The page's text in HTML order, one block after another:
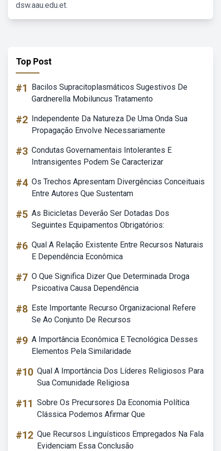
dsw.aau.edu.et.
Top Post
#1
Bacilos Supracitoplasmáticos Sugestivos De
Gardnerella Mobiluncus Tratamento
#2 Independente Da Natureza De Uma Onda Sua
Propagação Envolve Necessariamente
#3 Condutas Governamentais Intolerantes E
Intransigentes Podem Se Caracterizar
#4 Os Trechos Apresentam Divergências Conceituais
Entre Autores Que Sustentam
#5 As Bicicletas Deverão Ser Dotadas Dos
Seguintes Equipamentos Obrigatórios:
#6 Qual A Relação Existente Entre Recursos Naturais
E Dependência Econômica
#7 O Que Significa Dizer Que Determinada Droga
Psicoativa Causa Dependência
#8 Este Importante Recurso Organizacional Refere
Se Ao Conjunto De Recursos
#9 A Importância Econômica E Tecnológica Desses
Elementos Pela Similaridade
#10 Qual A Importância Dos Líderes Religiosos Para
Sua Comunidade Religiosa
#11 Sobre Os Precursores Da Economia Política
Clássica Podemos Afirmar Que
#12 Que Recursos Linguísticos Empregados Na Fala
Evidenciam Essa Conclusão